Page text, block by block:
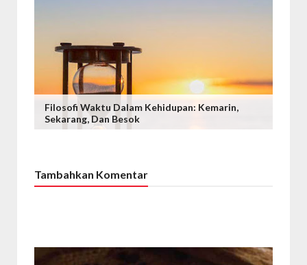
Filosofi Waktu Dalam Kehidupan: Kemarin,
Sekarang, Dan Besok
Tambahkan Komentar